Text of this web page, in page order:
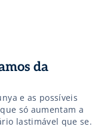
da
e as possíveis
só aumentam a
lastimável que se